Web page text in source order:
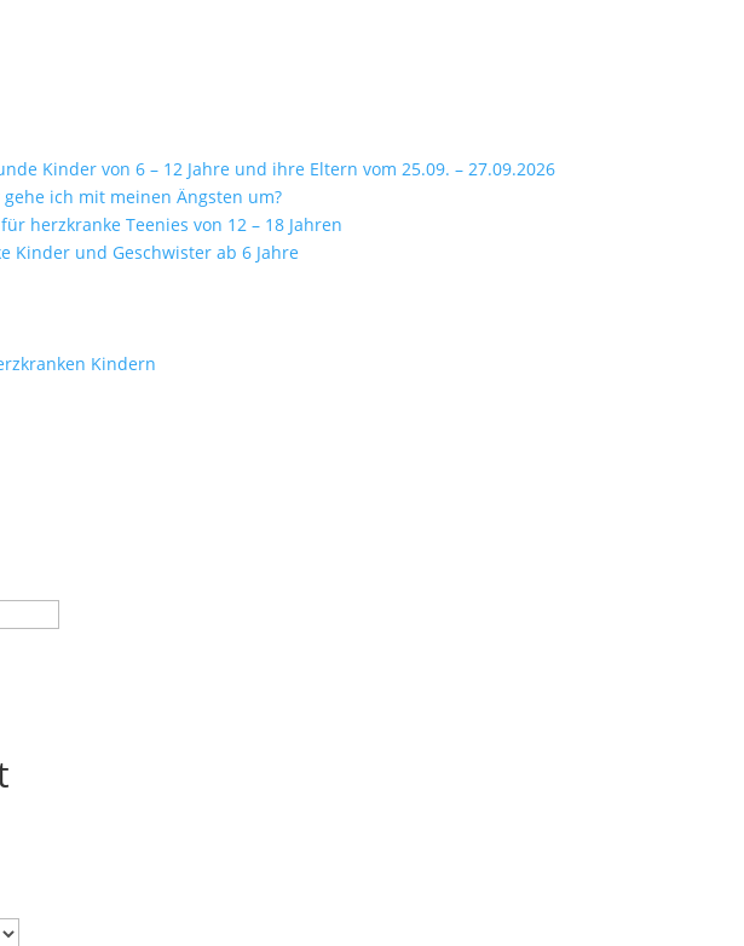
Kinder von 6 – 12 Jahre und ihre Eltern vom 25.09. – 27.09.2026
ich mit meinen Ängsten um?
herzkranke Teenies von 12 – 18 Jahren
Kinder und Geschwister ab 6 Jahre
Kindern